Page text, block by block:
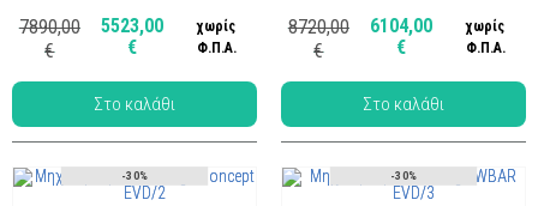
Κωδ.: ΜΗΧ-021
7890,00
€
5523,00
€
χωρίς
Φ.Π.Α.
Κωδ.: ΜΗΧ-040
8720,00
€
6104,00
€
χωρίς
Φ.Π.Α.
-30% -30%